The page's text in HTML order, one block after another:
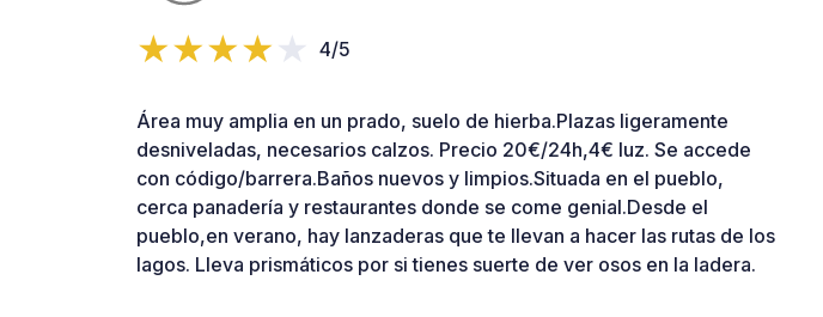
4/5
Área muy amplia en un prado, suelo de hierba.Plazas ligeramente
desniveladas, necesarios calzos. Precio 20€/24h,4€ luz. Se accede
con código/barrera.Baños nuevos y limpios.Situada en el pueblo,
cerca panadería y restaurantes donde se come genial.Desde el
pueblo,en verano, hay lanzaderas que te llevan a hacer las rutas de los
lagos. Lleva prismáticos por si tienes suerte de ver osos en la ladera.